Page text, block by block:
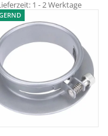
1 - 2 Werktage